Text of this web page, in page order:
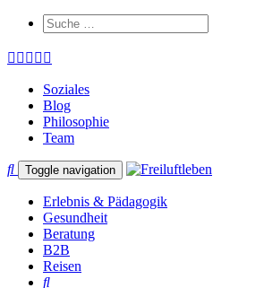
Soziales
Blog
Philosophie
Team
Toggle navigation
Erlebnis & Pädagogik
Gesundheit
Beratung
B2B
Reisen